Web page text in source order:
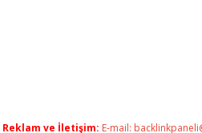
Reklam ve İletişim: E-mail: